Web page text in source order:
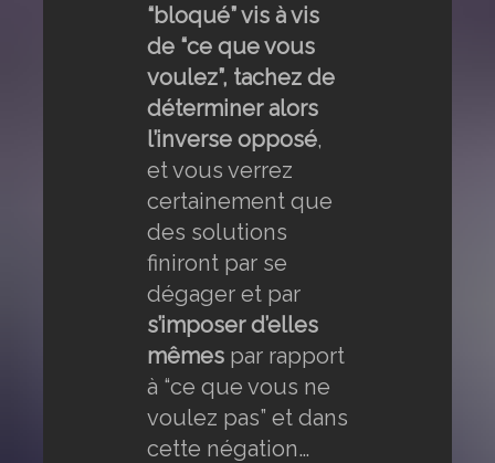
“bloqué” vis à vis
de “ce que vous
voulez”, tachez de
déterminer alors
l’inverse opposé,
et vous verrez
certainement que
des solutions
finiront par se
dégager et par
s’imposer d’elles
mêmespar rapport
à “ce que vous ne
voulez pas” et dans
cette négation…